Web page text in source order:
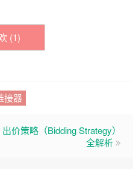
(1)
接器
出价策略（Bidding Strategy）
全解析